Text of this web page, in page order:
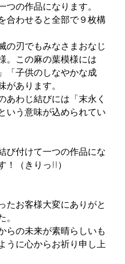
つの作品になります。
合わせると全部で９枚構
の刃でもみなさまおなじ
。この麻の葉模様には
「子供のしなやかな成
があります。
あわじ結びには「末永く
いう意味が込められてい
び付けて一つの作品にな
！（きりっ!!）
たお客様大変にありがと
らの未来が素晴らしいも
うに心からお祈り申し上